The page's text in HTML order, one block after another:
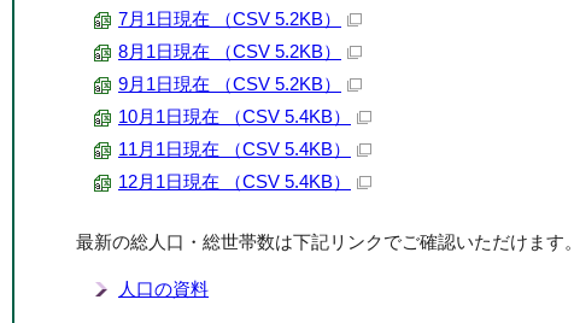
7月1日現在 （CSV 5.2KB）
8月1日現在 （CSV 5.2KB）
9月1日現在 （CSV 5.2KB）
10月1日現在 （CSV 5.4KB）
11月1日現在 （CSV 5.4KB）
12月1日現在 （CSV 5.4KB）
最新の総人口・総世帯数は下記リンクでご確認いただけます。
人口の資料